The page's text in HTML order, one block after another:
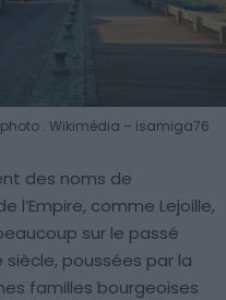
: Wikimédia – isamiga76
des noms de
l’Empire, comme Lejoille,
sur le passé
siècle, poussées par la
familles bourgeoises